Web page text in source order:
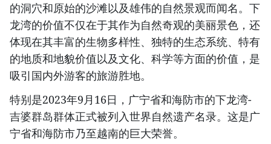
的洞穴和原始的沙滩以及雄伟的自然景观而闻名。下
龙湾的价值不仅在于其作为自然奇观的美丽景色，还
体现在其丰富的生物多样性、独特的生态系统、特有
的地质和地貌价值以及文化、科学等方面的价值，是
吸引国内外游客的旅游胜地。
特别是2023年9月16日，广宁省和海防市的下龙湾-
吉婆群岛群体正式被列入世界自然遗产名录。这是广
宁省和海防市乃至越南的巨大荣誉。